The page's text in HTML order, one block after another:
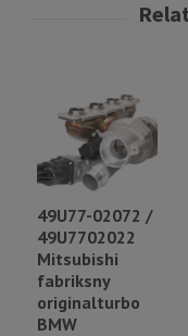
49U77-02072 /
49U7702022
Mitsubishi
fabriksny
originalturbo
BMW